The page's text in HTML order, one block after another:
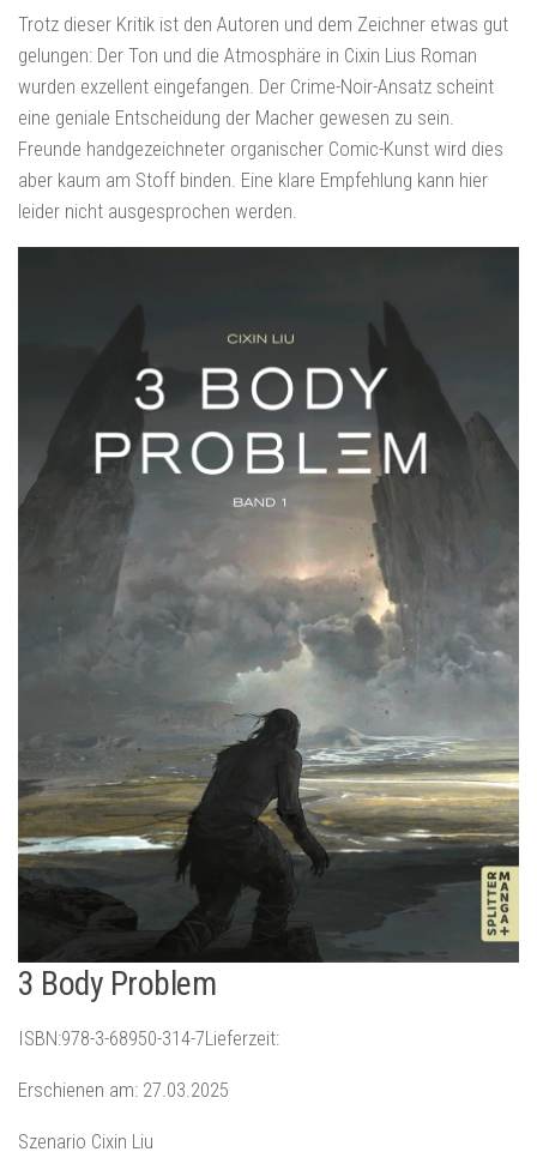
Trotz dieser Kritik ist den Autoren und dem Zeichner etwas gut
gelungen: Der Ton und die Atmosphäre in Cixin Lius Roman
wurden exzellent eingefangen. Der Crime-Noir-Ansatz scheint
eine geniale Entscheidung der Macher gewesen zu sein.
Freunde handgezeichneter organischer Comic-Kunst wird dies
aber kaum am Stoff binden. Eine klare Empfehlung kann hier
leider nicht ausgesprochen werden.
3 Body Problem
ISBN:978-3-68950-314-7Lieferzeit:
Erschienen am: 27.03.2025
Szenario Cixin Liu